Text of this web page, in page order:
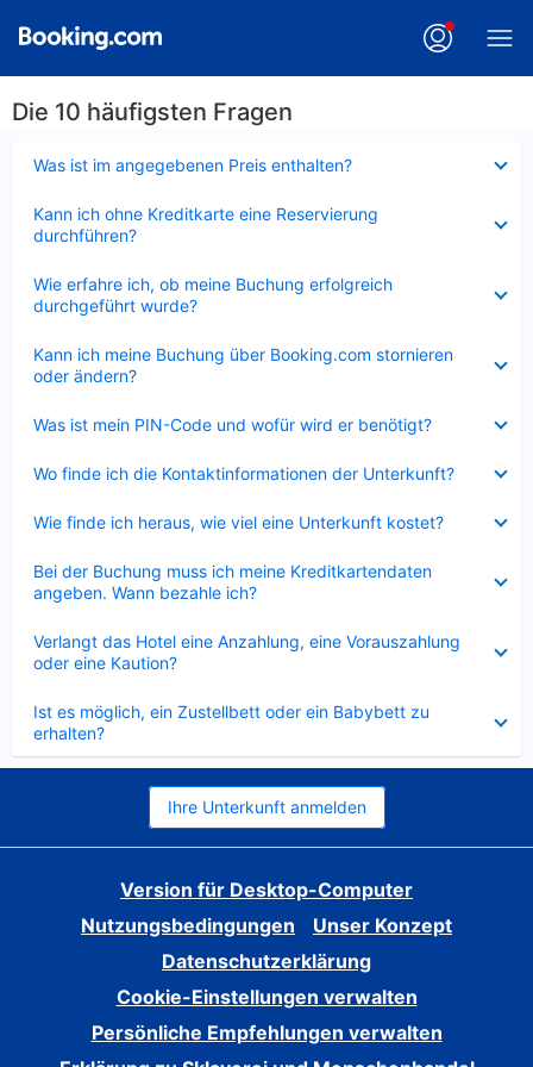
Die 10 häufigsten Fragen
Was ist im angegebenen Preis enthalten?
Kann ich ohne Kreditkarte eine Reservierung
durchführen?
Wie erfahre ich, ob meine Buchung erfolgreich
durchgeführt wurde?
Kann ich meine Buchung über Booking.com stornieren
oder ändern?
Was ist mein PIN-Code und wofür wird er benötigt?
Wo finde ich die Kontaktinformationen der Unterkunft?
Wie finde ich heraus, wie viel eine Unterkunft kostet?
Bei der Buchung muss ich meine Kreditkartendaten
angeben. Wann bezahle ich?
Verlangt das Hotel eine Anzahlung, eine Vorauszahlung
oder eine Kaution?
Ist es möglich, ein Zustellbett oder ein Babybett zu
erhalten?
Ihre Unterkunft anmelden
Version für Desktop-Computer
Nutzungsbedingungen
Unser Konzept
Datenschutzerklärung
Cookie-Einstellungen verwalten
Persönliche Empfehlungen verwalten